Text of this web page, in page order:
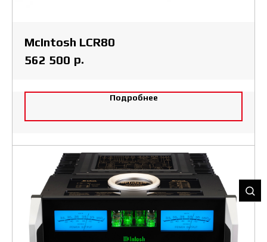
McIntosh LCR80
562 500 р.
Подробнее